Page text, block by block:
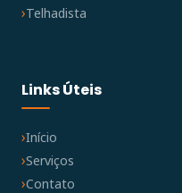
Telhadista
Links Úteis
Início
Serviços
Contato